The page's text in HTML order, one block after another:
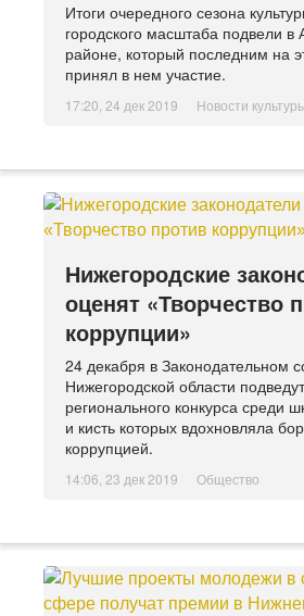
Итоги очередного сезона
городского масштаба подвели в
районе, который последним на
принял в нем участие.
17:20, 24 дек 2019 Новости
Нижегородские
оценят «Творчество
коррупции»
24 декабря в Законодательном
Нижегородской области
регионального конкурса среди
и кисть которых вдохновляла
коррупцией.
14:06, 23 дек 2019 Общество